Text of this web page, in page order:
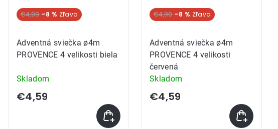
€4,99 –8 %
Adventná sviečka ø4m
PROVENCE 4 velikosti biela
Skladom
€4,59
€4,99 –8 %
Adventná sviečka ø4m
PROVENCE 4 velikosti
červená
Skladom
€4,59